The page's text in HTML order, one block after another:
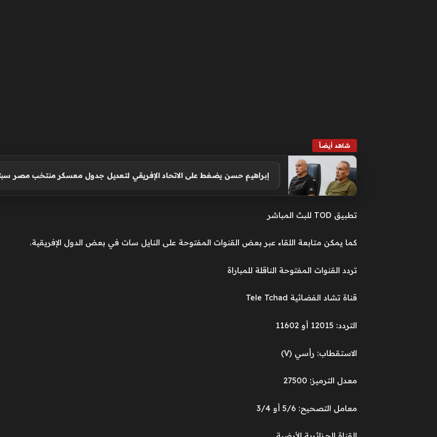
شاهد أيضاً
إبراهيم حسن يضغط على الاتحاد الإفريقي لتعديل جدول معسكر منتخب مصر
تطبيق TOD للبث المباشر
كما يمكن متابعة اللقاء عبر بعض القنوات المفتوحة على النايل سات في بعض الدول الإفريقية.
تردد القنوات المفتوحة الناقلة للمباراة
قناة تشاد الفضائية Tele Tchad
التردد: 12015 أو 11602
الاستقطاب: رأسي (V)
معدل الترميز: 27500
معامل التصحيح: 5/6 أو 3/4